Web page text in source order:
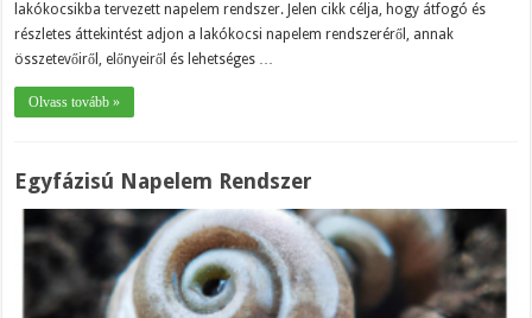
lakókocsikba tervezett napelem rendszer. Jelen cikk célja, hogy átfogó és
részletes áttekintést adjon a lakókocsi napelem rendszeréről, annak
összetevőiről, előnyeiről és lehetséges …
Olvass tovább »
Egyfázisú Napelem Rendszer